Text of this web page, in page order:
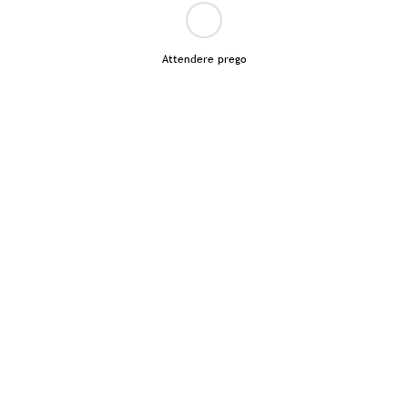
Attendere prego